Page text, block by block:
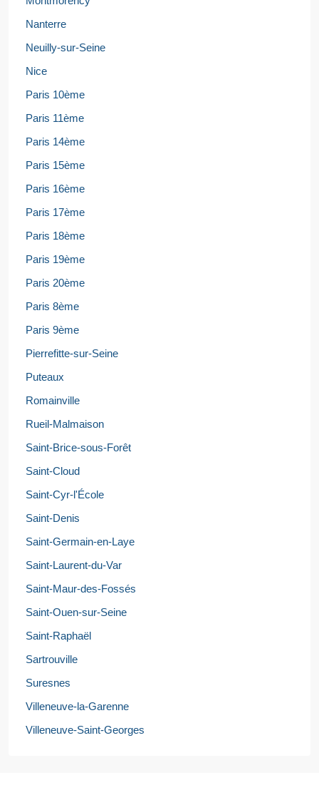
Nanterre
Neuilly-sur-Seine
Nice
Paris 10ème
Paris 11ème
Paris 14ème
Paris 15ème
Paris 16ème
Paris 17ème
Paris 18ème
Paris 19ème
Paris 20ème
Paris 8ème
Paris 9ème
Pierrefitte-sur-Seine
Puteaux
Romainville
Rueil-Malmaison
Saint-Brice-sous-Forêt
Saint-Cloud
Saint-Cyr-l'École
Saint-Denis
Saint-Germain-en-Laye
Saint-Laurent-du-Var
Saint-Maur-des-Fossés
Saint-Ouen-sur-Seine
Saint-Raphaël
Sartrouville
Suresnes
Villeneuve-la-Garenne
Villeneuve-Saint-Georges